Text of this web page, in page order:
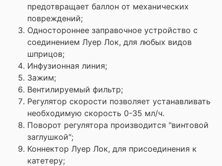
предотвращает баллон от механических
повреждений;
Одностороннее заправочное устройство с
соединением Луер Лок, для любых видов
шприцов;
Инфузионная линия;
Зажим;
Вентилируемый фильтр;
Регулятор скорости позволяет устанавливать
необходимую скорость 0-35 мл/ч.
Поворот регулятора производится "винтовой
заглушкой";
Коннектор Луер Лок, для присоединения к
катетеру;